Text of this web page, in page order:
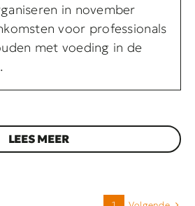
in november
voor professionals
met voeding in de
LEES MEER